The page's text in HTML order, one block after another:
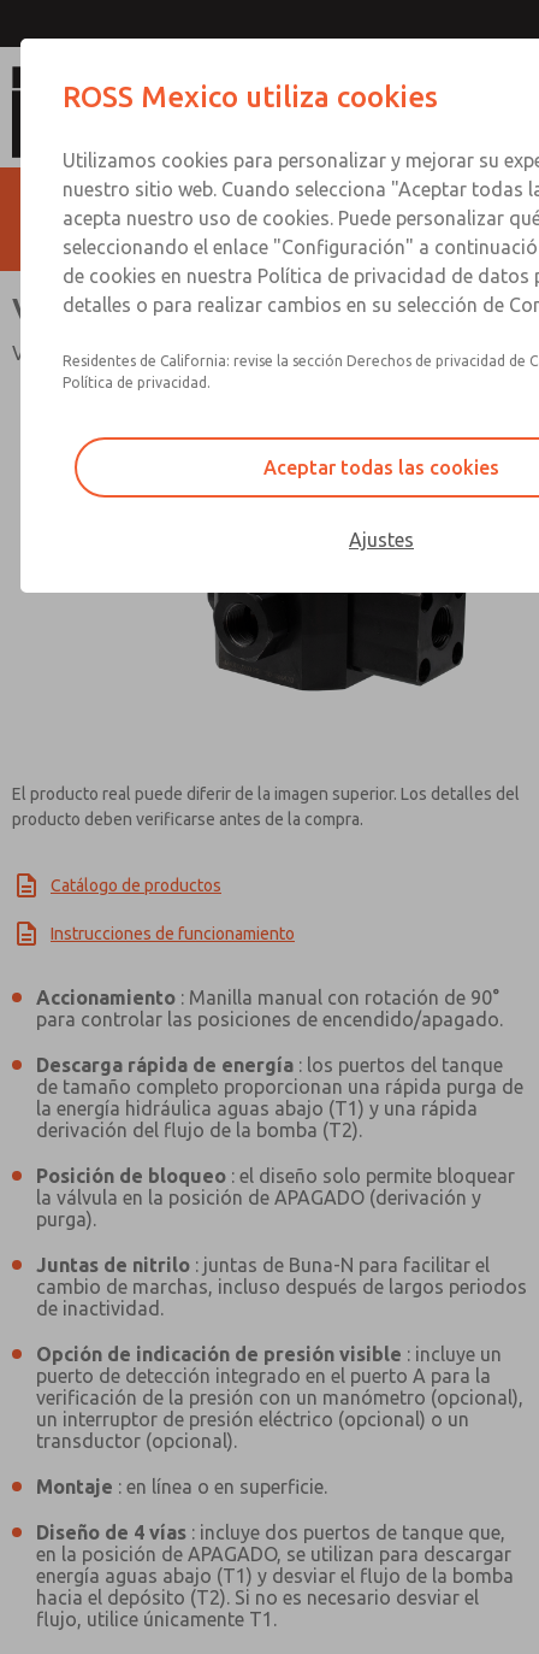
Válvula de bloqueo hidráulico
Válvula manual L-O-X®
El producto real puede diferir de la imagen superior. Los detalles del
producto deben verificarse antes de la compra.
Catálogo de productos
Instrucciones de funcionamiento
Accionamiento : Manilla manual con rotación de 90°
para controlar las posiciones de encendido/apagado.
Descarga rápida de energía : los puertos del tanque
de tamaño completo proporcionan una rápida purga de
la energía hidráulica aguas abajo (T1) y una rápida
derivación del flujo de la bomba (T2).
Posición de bloqueo : el diseño solo permite bloquear
la válvula en la posición de APAGADO (derivación y
purga).
Juntas de nitrilo : juntas de Buna-N para facilitar el
cambio de marchas, incluso después de largos periodos
de inactividad.
Opción de indicación de presión visible : incluye un
puerto de detección integrado en el puerto A para la
verificación de la presión con un manómetro (opcional),
un interruptor de presión eléctrico (opcional) o un
transductor (opcional).
Montaje : en línea o en superficie.
Diseño de 4 vías : incluye dos puertos de tanque que,
en la posición de APAGADO, se utilizan para descargar
energía aguas abajo (T1) y desviar el flujo de la bomba
hacia el depósito (T2). Si no es necesario desviar el
flujo, utilice únicamente T1.
Contact ROSS Mexico for
¿Método de Contacto Preferido?
Correo Electrónico
Teléfono
ROSS Mexico utiliza cookies
Utilizamos cookies para personalizar y mejorar su
nuestro sitio web. Cuando selecciona "Aceptar todas
acepta nuestro uso de cookies. Puede personalizar
seleccionando el enlace "Configuración" a
de cookies en nuestra Política de privacidad de datos
detalles o para realizar cambios en su selección de
Residentes de California: revise la sección Derechos de privacidad de
Política de privacidad.
Aceptar todas las cookies
Ajustes